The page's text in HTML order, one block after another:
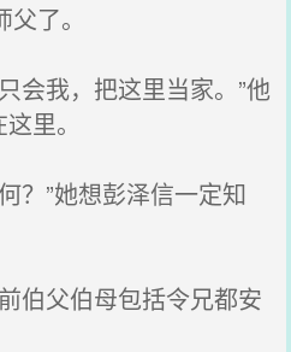
了。
会我，把这里当家。”他
里。
？”她想彭泽信一定知
伯父伯母包括令兄都安